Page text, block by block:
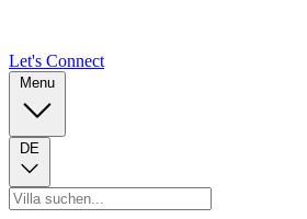
Let's Connect